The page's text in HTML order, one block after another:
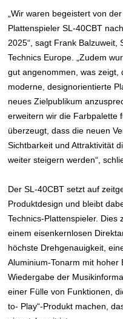
„Wir waren begeistert von
Plattenspieler SL-40CBT
2025“, sagt Frank Balzuweit,
Technics Europe. „Zudem
gut angenommen, was
moderne, designorientierte
neues Zielpublikum
erweitern wir die Farbpalette
überzeugt, dass die neuen
Sichtbarkeit und Attraktivität
weiter steigern werden“,
Der SL-40CBT setzt auf
Produktdesign und bleibt
Technics-Plattenspieler. Dies
einem eisenkernlosen
höchste Drehgenauigkeit,
Aluminium-Tonarm mit
Wiedergabe der
einer Fülle von Funktionen,
to- Play“-Produkt machen,